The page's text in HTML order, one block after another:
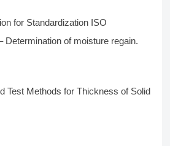
for Standardization ISO
Determination of moisture regain.
Test Methods for Thickness of Solid